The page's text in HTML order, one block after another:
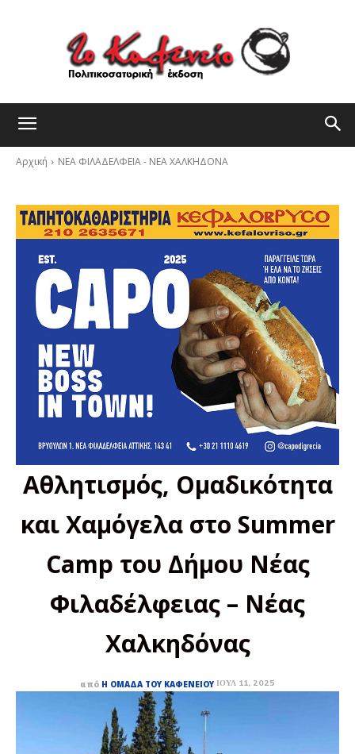
Αρχική ΝΕΑ ΦΙΛΑΔΕΛΦΕΙΑ - ΝΕΑ ΧΑΛΚΗΔΟΝΑ
Αθλητισμός, Ομαδικότητα
και Χαμόγελα στο Summer
Camp του Δήμου Νέας
Φιλαδέλφειας – Νέας
Χαλκηδόνας
από Η ΟΜΆΔΑ ΤΟΥ ΚΑΦΕΝΕΊΟΥ ΙΟΎΛ 11, 2025